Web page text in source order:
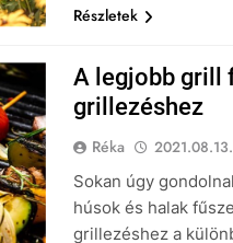
Részletek
A legjobb grill
grillezéshez
Réka 2021.08.13.
Sokan úgy
húsok és halak
grillezéshez a